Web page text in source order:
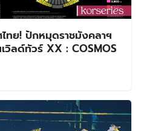
ไทย! ปักหมุดราชมังคลาฯ
ลด์ทัวร์ XX : COSMOS